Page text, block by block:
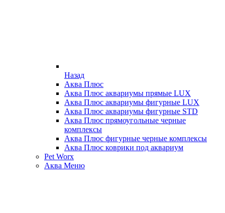
Назад
Аква Плюс
Аква Плюс аквариумы прямые LUX
Аква Плюс аквариумы фигурные LUX
Аква Плюс аквариумы фигурные STD
Аква Плюс прямоугольные черные
комплексы
Аква Плюс фигурные черные комплексы
Аква Плюс коврики под аквариум
Pet Worx
Аква Меню